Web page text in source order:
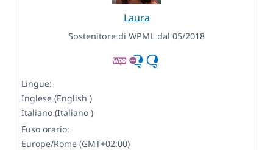
Laura
Sostenitore di WPML dal 05/2018
Lingue:
Inglese (English )
Italiano (Italiano )
Fuso orario:
Europe/Rome (GMT+02:00)